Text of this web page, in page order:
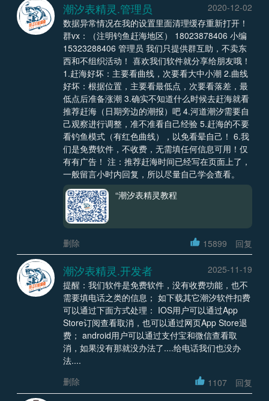
潮汐表精灵.管理员
2020-12-02
数据异常情况在我的设置里面清理缓存重新打开！
群vx：（注明钓鱼赶海地区） 18023878406 小编
15323288406 管理员 我们只提供群互助，不卖东
西和不组织活动！ 喜欢我们软件就分享给朋友哦！
1.赶海好坏：主要看曲线，次要看大中小潮 2.曲线
好坏：根据位置，主要看最低点，次要看落差，最
低点后准备涨潮 3.确实不知道什么时候去赶海就看
推荐赶海（日期旁边的潮报）吧 4.河道潮汐需要自
己观察进行调整，准不准看自己经验 5.赶海的不要
看钓鱼模式（有红色曲线），以免看晕自己！ 6.我
们是免费软件，不收费，无需填任何信息可用！仅
有有广告！ 注：推荐赶海时间已经写在页面上了，
一般留言小时内回复，所以尽量自己学会查看。
“潮汐表精灵教程
删除 15899 回复
潮汐表精灵.开发者
2025-11-19
提醒：我们软件是免费软件，没有收费功能，也不
需要填电话之类的信息； 如下载其它潮汐软件扣费
可以通过下面方式处理： IOS用户可以通过App
Store订阅查看取消，也可以通过网页App Store退
费； android用户可以通过支付宝和微信查看取
消，如果没有那就没办法了....给电话我们也没办
法....
删除
1107 回复